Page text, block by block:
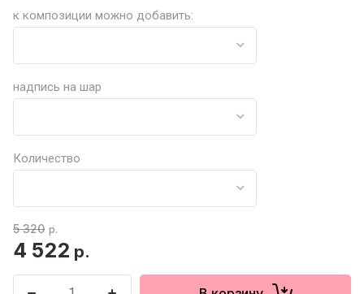
к композиции можно добавить:
надпись на шар
Количество
5 320 р.
4 522 р.